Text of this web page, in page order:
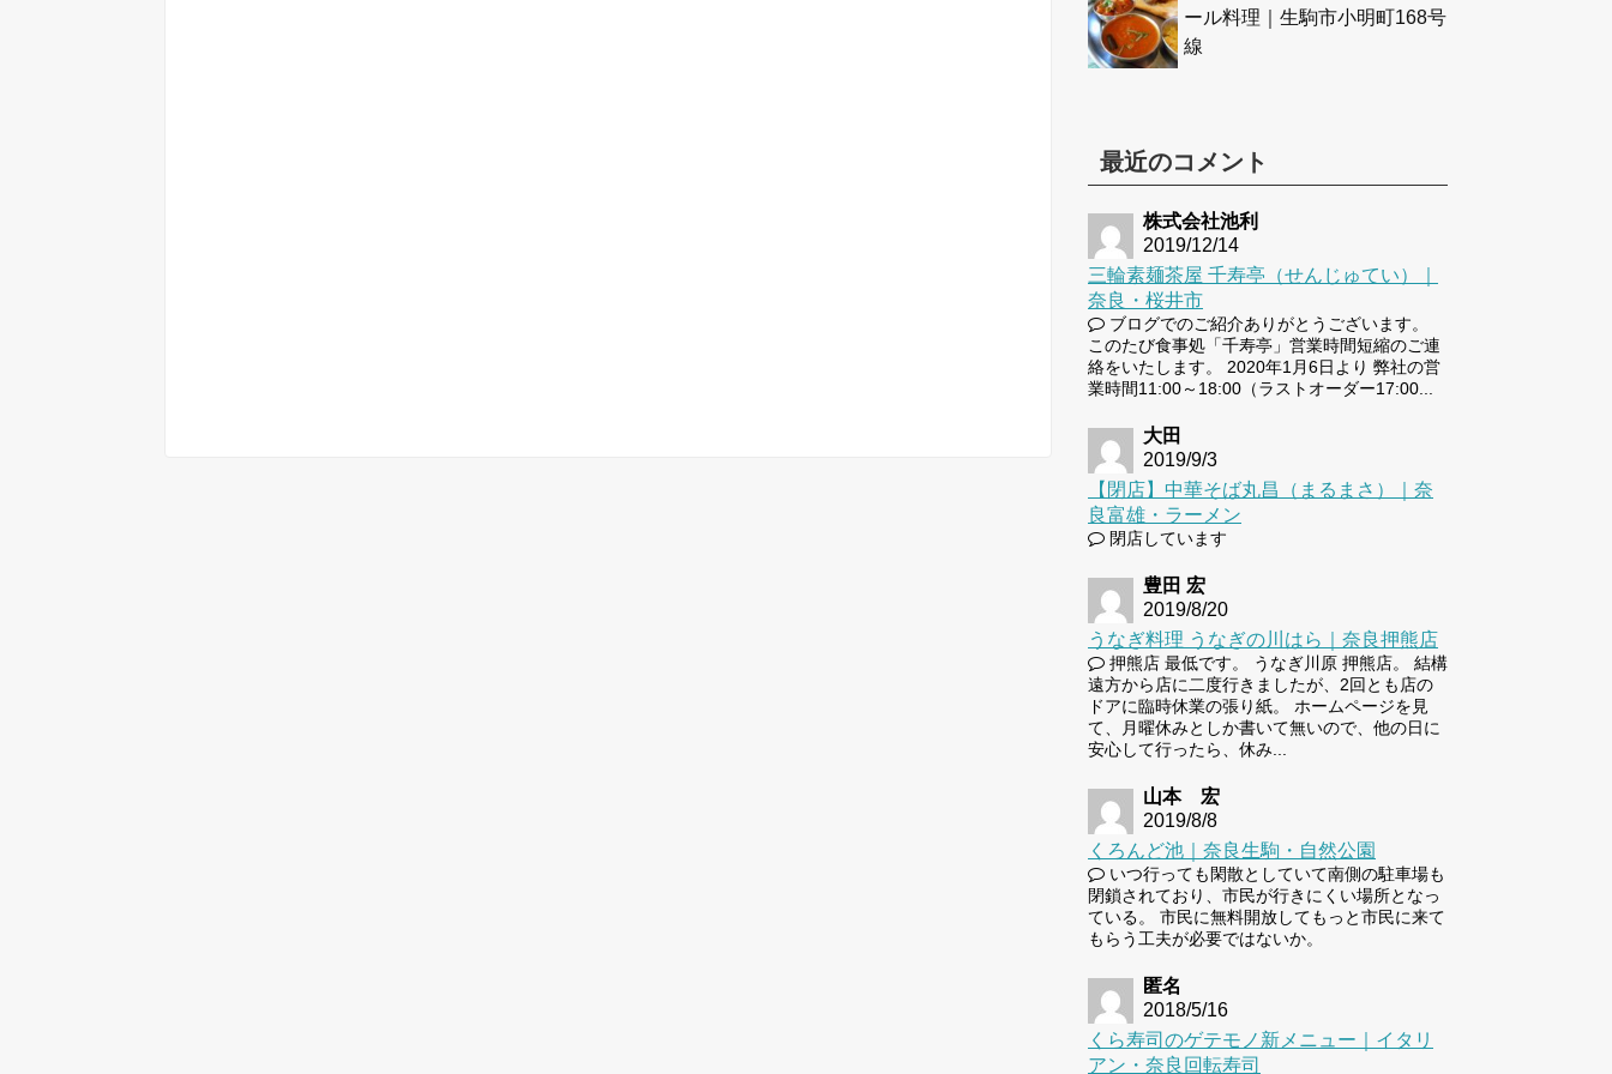
ール料理｜生駒市小明町168号
線
最近のコメント
株式会社池利
2019/12/14
三輪素麺茶屋 千寿亭（せんじゅてい）｜
奈良・桜井市
ブログでのご紹介ありがとうございます。
このたび食事処「千寿亭」営業時間短縮のご連
絡をいたします。 2020年1月6日より 弊社の営
業時間11:00～18:00（ラストオーダー17:00...
大田
2019/9/3
【閉店】中華そば丸昌（まるまさ）｜奈
良富雄・ラーメン
閉店しています
豊田 宏
2019/8/20
うなぎ料理 うなぎの川はら｜奈良押熊店
押熊店 最低です。 うなぎ川原 押熊店。 結構
遠方から店に二度行きましたが、2回とも店の
ドアに臨時休業の張り紙。 ホームページを見
て、月曜休みとしか書いて無いので、他の日に
安心して行ったら、休み...
山本 宏
2019/8/8
くろんど池｜奈良生駒・自然公園
いつ行っても閑散としていて南側の駐車場も
閉鎖されており、市民が行きにくい場所となっ
ている。 市民に無料開放してもっと市民に来て
もらう工夫が必要ではないか。
匿名
2018/5/16
くら寿司のゲテモノ新メニュー｜イタリ
アン・奈良回転寿司